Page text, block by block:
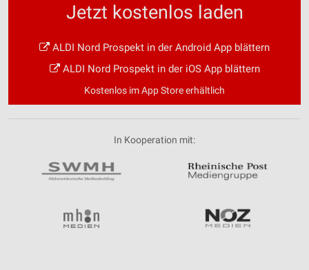
Jetzt kostenlos laden
ALDI Nord Prospekt in der Android App blättern
ALDI Nord Prospekt in der iOS App blättern
Kostenlos im App Store erhältlich
In Kooperation mit: